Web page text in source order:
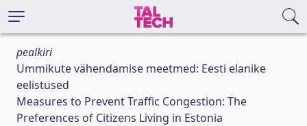
pealkiri
Ummikute vähendamise meetmed: Eesti elanike
eelistused
Measures to Prevent Traffic Congestion: The
Preferences of Citizens Living in Estonia